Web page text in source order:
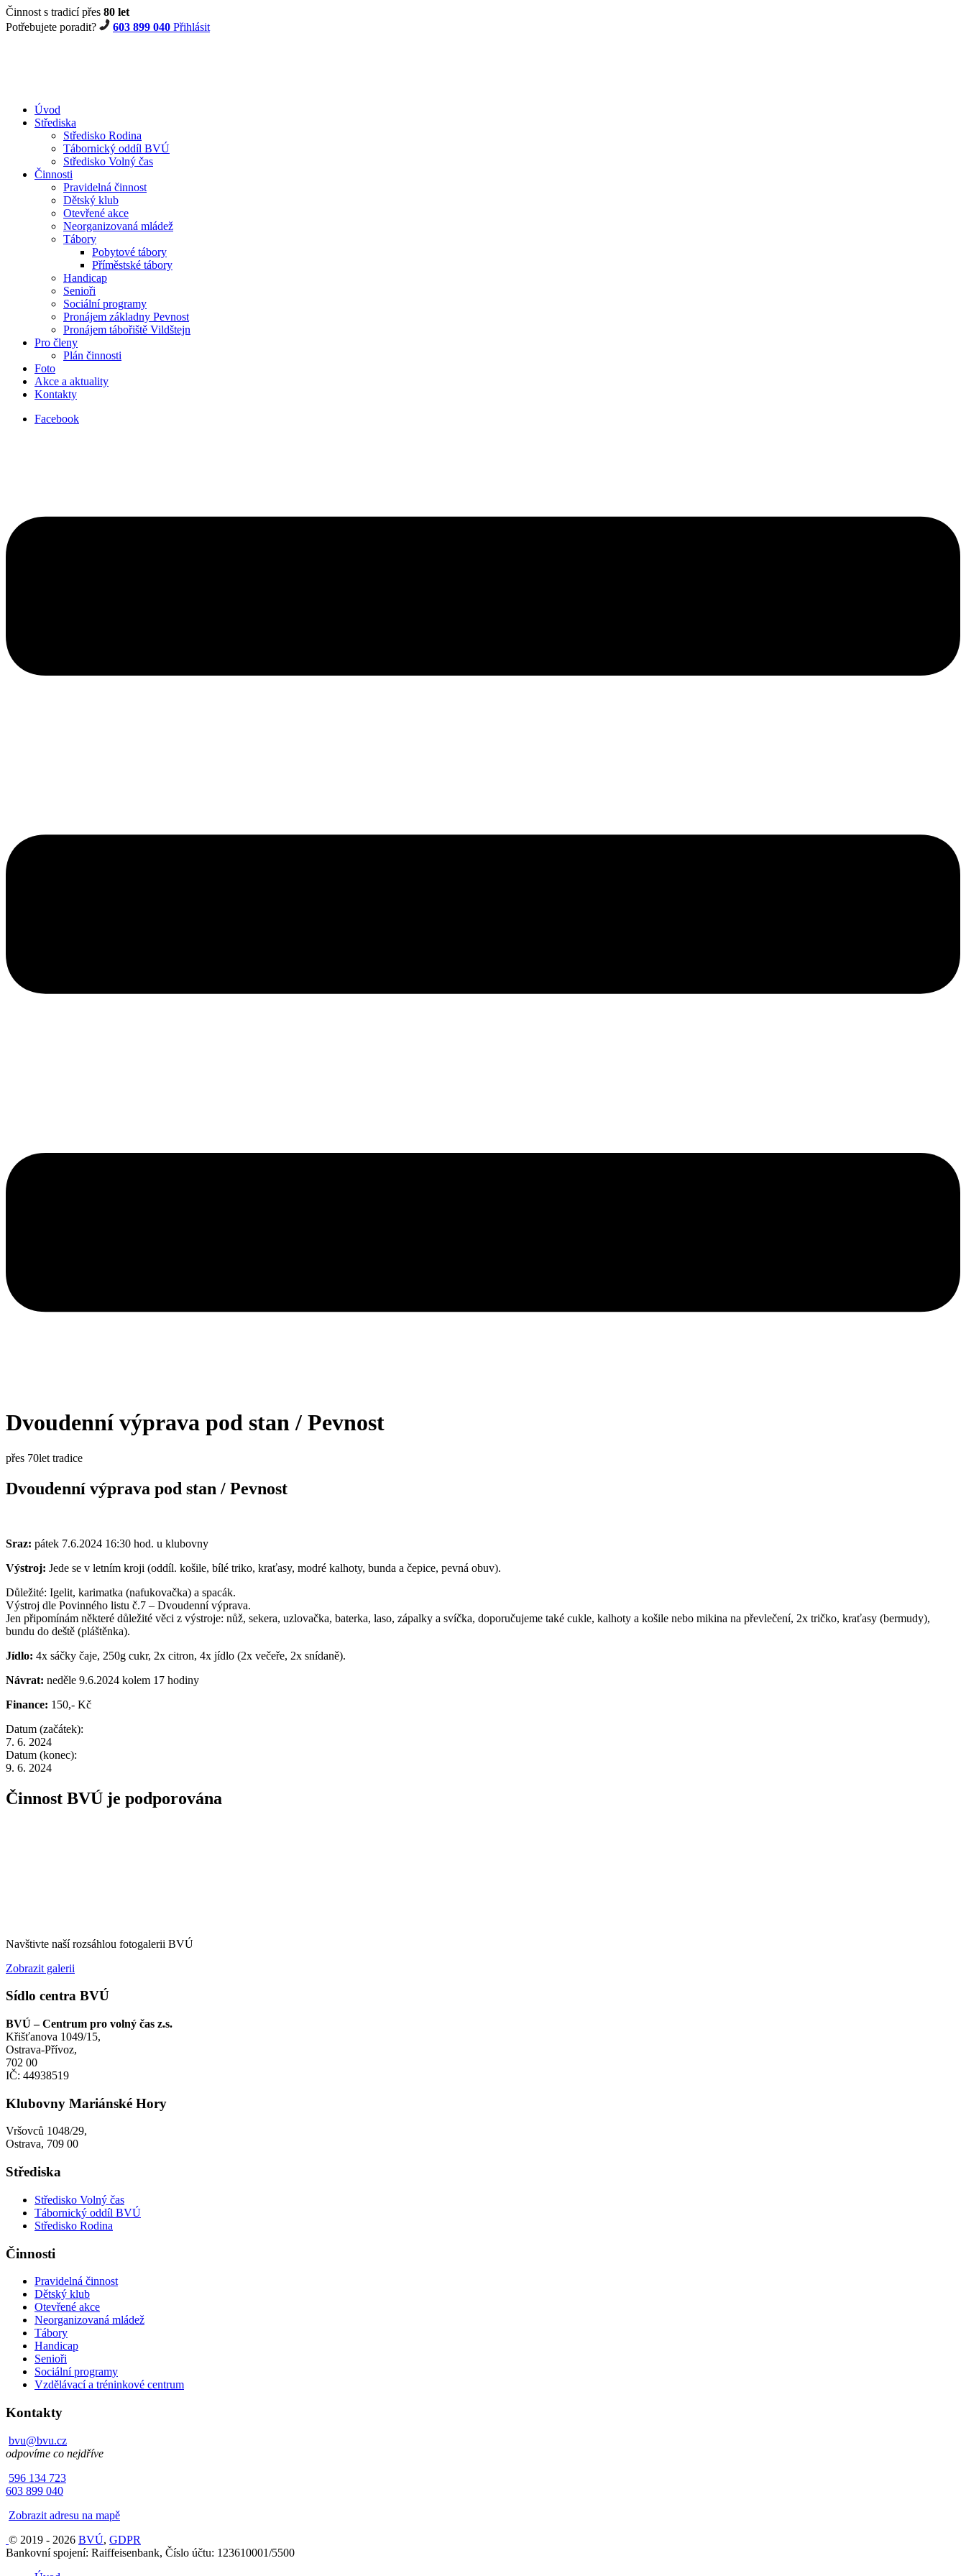
Činnost s tradicí přes 80 let
Potřebujete poradit?
603 899 040 Přihlásit
Úvod
Střediska
Středisko Rodina
Tábornický oddíl BVÚ
Středisko Volný čas
Činnosti
Pravidelná činnost
Dětský klub
Otevřené akce
Neorganizovaná mládež
Tábory
Pobytové tábory
Příměstské tábory
Handicap
Senioři
Sociální programy
Pronájem základny Pevnost
Pronájem tábořiště Vildštejn
Pro členy
Plán činnosti
Foto
Akce a aktuality
Kontakty
Facebook
Dvoudenní výprava pod stan / Pevnost
přes 70let tradice
Dvoudenní výprava pod stan / Pevnost
Sraz: pátek 7.6.2024 16:30 hod. u klubovny
Výstroj: Jede se v letním kroji (oddíl. košile, bílé triko, kraťasy, modré kalhoty, bunda a čepice, pevná obuv).
Důležité: Igelit, karimatka (nafukovačka) a spacák.
Výstroj dle Povinného listu č.7 – Dvoudenní výprava.
Jen připomínám některé důležité věci z výstroje: nůž, sekera, uzlovačka, baterka, laso, zápalky a svíčka, doporučujeme také cukle, kalhoty a košile nebo mikina na převlečení, 2x tričko, kraťasy (bermudy),
bundu do deště (pláštěnka).
Jídlo: 4x sáčky čaje, 250g cukr, 2x citron, 4x jídlo (2x večeře, 2x snídaně).
Návrat: neděle 9.6.2024 kolem 17 hodiny
Finance: 150,- Kč
Datum (začátek):
7. 6. 2024
Datum (konec):
9. 6. 2024
Činnost BVÚ je podporována
Navštivte naší rozsáhlou fotogalerii BVÚ
Zobrazit galerii
Sídlo centra BVÚ
BVÚ – Centrum pro volný čas z.s.
Křišťanova 1049/15,
Ostrava-Přívoz,
702 00
IČ: 44938519
Klubovny Mariánské Hory
Vršovců 1048/29,
Ostrava, 709 00
Střediska
Středisko Volný čas
Tábornický oddíl BVÚ
Středisko Rodina
Činnosti
Pravidelná činnost
Dětský klub
Otevřené akce
Neorganizovaná mládež
Tábory
Handicap
Senioři
Sociální programy
Vzdělávací a tréninkové centrum
Kontakty
bvu@bvu.cz
odpovíme co nejdříve
596 134 723
603 899 040
Zobrazit adresu na mapě
© 2019 - 2026 BVÚ, GDPR
Bankovní spojení: Raiffeisenbank, Číslo účtu: 123610001/5500